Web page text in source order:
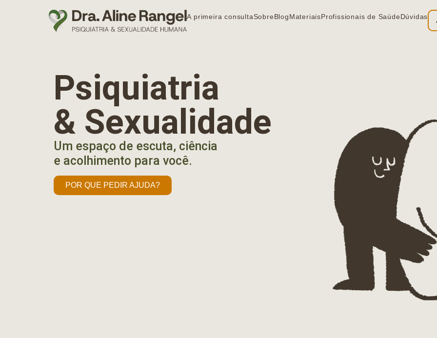
A primeira consultaSobreBlogMateriaisProfissionais de SaúdeDúvidas
Psiquiatria
& Sexualidade
Um espaço de escuta, ciência
e acolhimento para você.
POR QUE PEDIR AJUDA?